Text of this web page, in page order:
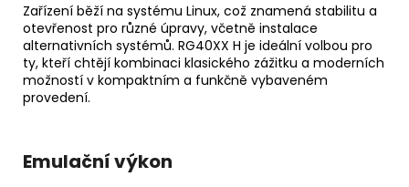
Zařízení běží na systému Linux, což znamená stabilitu a
otevřenost pro různé úpravy, včetně instalace
alternativních systémů. RG40XX H je ideální volbou pro
ty, kteří chtějí kombinaci klasického zážitku a moderních
možností v kompaktním a funkčně vybaveném
provedení.
Emulační výkon